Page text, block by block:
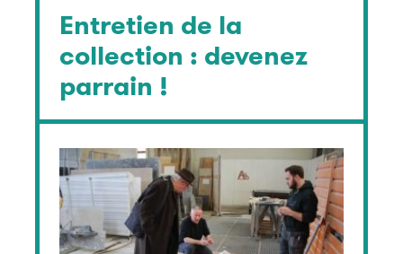
Entretien de la
collection : devenez
parrain !